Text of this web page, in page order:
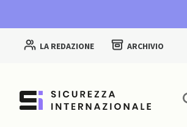
LA REDAZIONE ARCHIVIO